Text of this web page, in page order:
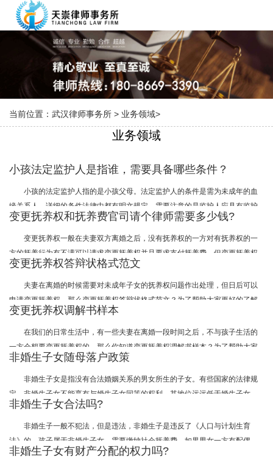
当前位置： 武汉律师事务所 > 业务领域>
业务领域
小孩法定监护人是指谁，需要具备哪些条件？
小孩的法定监护人指的是小孩父母。法定监护人的条件是需为未成年的血
缘关系人，详细的条件法律中都有明文规定。需要注意的是监护人应具有监护
能力，符合法定资格，并克尽监护职责，否则要承担相应的法律责任。
变更抚养权和抚养费官司请个律师需要多少钱?
变更抚养权一般在夫妻双方离婚之后，没有抚养权的一方对有抚养权的一
方的抚养行为有不满可以请求变更抚养权并且要求支付抚养费。但变更抚养权
和要求抚养费请律师需要支付一定的费用。那么变更抚养权和抚养费官司请个
律师需要多少钱？为了帮助大家更好的了解相关法律知识，武汉律师事务所小
编整理了相关的内容，我们一起来了解一下吧。
变更抚养权答辩状格式范文
夫妻在离婚的时候需要对未成年子女的抚养权问题作出处理，但日后可以
申请变更抚养权。那么变更抚养权答辩状格式范文？为了帮助大家更好的了解
相关法律知识，武汉律师事务所小编整理了相关的内容，我们一起来了解一下
吧，希望对大家有多帮助。
变更抚养权调解书样本
在我们的日常生活中，有一些夫妻在离婚一段时间之后，不与孩子生活的
一方会想要变更抚养权的，那么你知道变更抚养权调解书样本？为了帮助大家
更好的了解相关法律知识，武汉律师事务所小编整理了相关的内容，我们一起
来了解一下吧。
非婚生子女随母落户政策
非婚生子女是指没有合法婚姻关系的男女所生的子女。有些国家的法律规
定，非婚生子女不能享有与婚生子女同等的权利，其地位远远低于婚生子女。
那么，你知道非婚生子女随母落户政策是什么吗？接下来就让武汉律师事务所
小编为您解答一下非婚生子女随母落户政策及其相关内容吧，希望对您有所帮
助。
非婚生子女合法吗?
非婚生子一般不犯法，但是违法，非婚生子是违反了《人口与计划生育
法》的，孩子属于非婚生子女，需要缴纳社会抚养费。如果男女一方有配偶
的，还构成重婚罪。以下就让武汉律师事务所小编为大家带来非婚生子女合法
非婚生子女有财产分配的权力吗?